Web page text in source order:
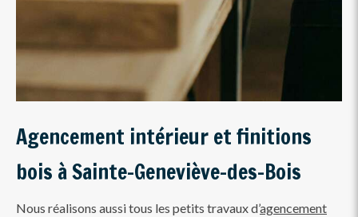
Agencement intérieur et finitions
bois à Sainte-Geneviève-des-Bois
Nous réalisons aussi tous les petits travaux d’agencement